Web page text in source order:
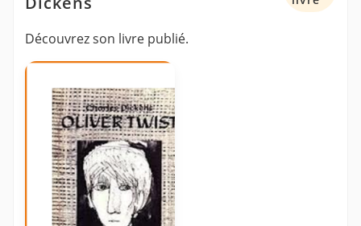
Découvrez son livre publié.